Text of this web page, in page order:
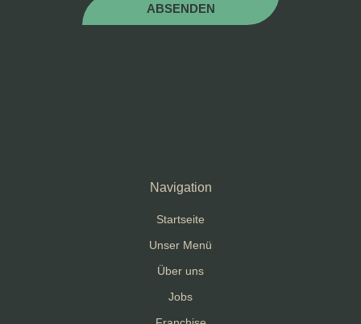
ABSENDEN
Navigation
Startseite
Unser Menü
Über uns
Jobs